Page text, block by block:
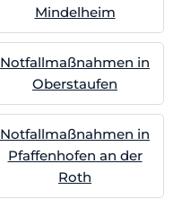
Mindelheim
Notfallmaßnahmen in
Oberstaufen
Notfallmaßnahmen in
Pfaffenhofen an der
Roth